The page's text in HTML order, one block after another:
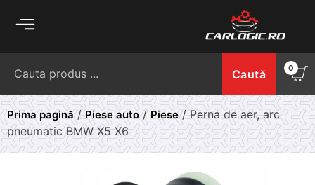
Caută 0
Prima pagină/Piese auto/ Piese/ Perna de aer, arc
pneumatic BMW X5 X6